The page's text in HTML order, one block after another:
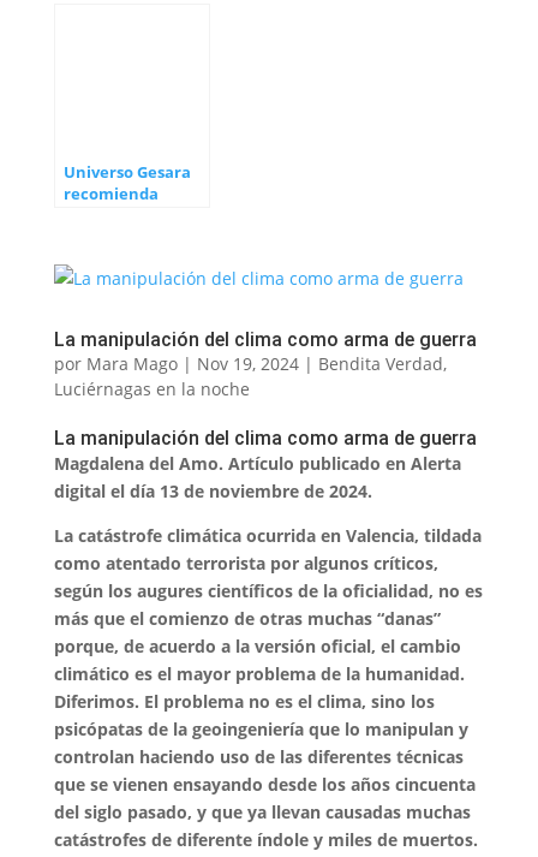
Universo Gesara
recomienda
La manipulación del clima como arma de guerra
por Mara Mago| Nov 19, 2024| Bendita Verdad,
Luciérnagas en la noche
La manipulación del clima como arma de guerra
Magdalena del Amo. Artículo publicado en Alerta
digital el día 13 de noviembre de 2024.
La catástrofe climática ocurrida en Valencia, tildada
como atentado terrorista por algunos críticos,
según los augures científicos de la oficialidad, no es
más que el comienzo de otras muchas “danas”
porque, de acuerdo a la versión oficial, el cambio
climático es el mayor problema de la humanidad.
Diferimos. El problema no es el clima, sino los
psicópatas de la geoingeniería que lo manipulan y
controlan haciendo uso de las diferentes técnicas
que se vienen ensayando desde los años cincuenta
del siglo pasado, y que ya llevan causadas muchas
catástrofes de diferente índole y miles de muertos.